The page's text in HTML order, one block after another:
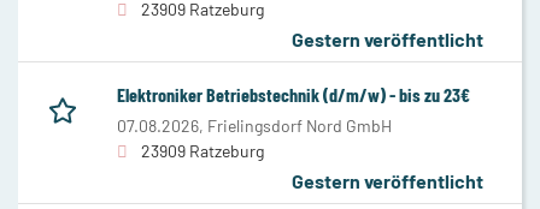
23909 Ratzeburg
Gestern veröffentlicht
Elektroniker Betriebstechnik (d/m/w) - bis zu 23€
07.08.2026, Frielingsdorf Nord GmbH
23909 Ratzeburg
Gestern veröffentlicht